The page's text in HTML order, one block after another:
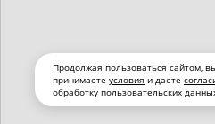
Продолжая пользоваться сайтом,
принимаете условия и даете
обработку пользовательских